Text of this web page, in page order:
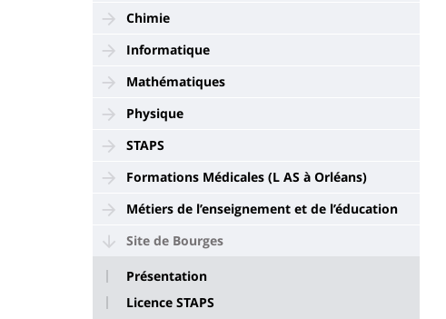
Chimie
Informatique
Mathématiques
Physique
STAPS
Formations Médicales (L AS à Orléans)
Métiers de l’enseignement et de l’éducation
Site de Bourges
Présentation
Licence STAPS